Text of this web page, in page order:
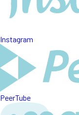
Instagram
PeerTube